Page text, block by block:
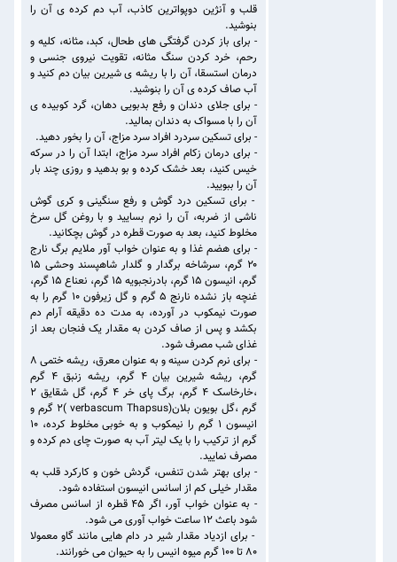
قلب و آنژین دوپواترین کاذب، آب دم کرده ی آن را
بنوشید.
- برای باز کردن گرفتگی های طحال، کبد، مثانه، کلیه و
رحم، خرد کردن سنگ مثانه، تقویت نیروی جنسی و
درمان استسقا، آن را با ریشه ی شیرین بیان دم کنید و
آب صاف کرده ی آن را بنوشید.
- برای جلای دندان و رفع بدبویی دهان، گرد کوبیده ی
آن را با مسواک به دندان بمالید.
- برای تسکین سردرد افراد سرد مزاج، آن را بخور دهید.
- برای درمان زکام افراد سرد مزاج، ابتدا آن را در سرکه
خیس کنید، بعد خشک کرده و بو بدهید و روزی چند بار
آن را ببویید.
- برای تسکین درد گوش و رفع سنگینی و کری گوش
ناشی از ضربه، آن را نرم بسایید و با روغن گل سرخ
مخلوط کنید، بعد به صورت قطره در گوش بچکانید.
- برای هضم غذا و به عنوان خواب آور ملایم برگ نارج
۲۰ گرم، سرشاخه برگدار و گلدار شاهپسند وحشی ۱۵
گرم، انیسون ۱۵ گرم، بادرنجبویه ۱۵ گرم، نعناع ۱۵ گرم،
غنچه باز نشده نارنج ۵ گرم و گل زیرفون ۱۰ گرم را به
صورت نیمکوب در آورده، به مدت ده دقیقه آرام دم
بکشد و پس از صاف کردن به مقدار یک فنجان بعد از
غذای شب مصرف شود.
- برای نرم کردن سینه و به عنوان معرق، ریشه ختمی ۸
گرم، ریشه شیرین بیان ۴ گرم، ریشه زنبق ۴ گرم
،خارخاسک ۴ گرم، برگ پای خر ۴ گرم، گل شقایق ۲
گرم ،گل بویون بلان(verbascum Thapsus )۲ گرم و
انیسون ۱ گرم را نیمکوب و به خوبی مخلوط کرده، ۱۰
گرم از ترکیب را با یک لیتر آب به صورت چای دم کرده و
مصرف نمایید.
- برای بهتر شدن تنفس، گردش خون و کارکرد قلب به
مقدار خیلی کم از اسانس انیسون استفاده شود.
- به عنوان خواب آور، اگر ۴۵ قطره از اسانس مصرف
شود باعث ۱۲ ساعت خواب آوری می شود.
- برای ازدیاد مقدار شیر در دام هایی مانند گاو معمولا
۸۰ تا ۱۰۰ گرم میوه انیس را به حیوان می خورانند.